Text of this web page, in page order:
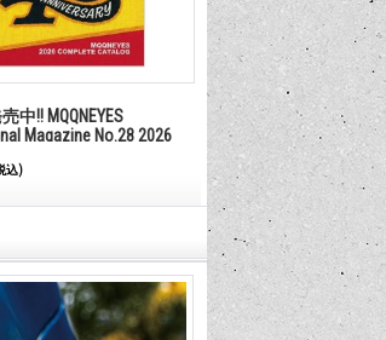
中!! MQQNEYES
Magazine No.28 2026
込)